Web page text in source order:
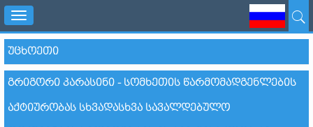
Toggle
navigation
ᲣᲪᲮᲝᲔᲗᲘ
ᲒᲠᲘᲒᲝᲠᲘ ᲙᲐᲠᲐᲡᲘᲜᲘ - ᲡᲝᲛᲮᲔᲗᲘᲡ ᲬᲐᲠᲛᲝᲛᲐᲓᲒᲔᲜᲚᲔᲑᲘᲡ
ᲐᲥᲢᲘᲣᲠᲝᲑᲐᲡ ᲡᲮᲕᲐᲓᲐᲡᲮᲕᲐ ᲡᲐᲕᲐᲚᲓᲔᲑᲣᲚᲝ